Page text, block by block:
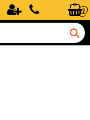
Вход Регистрация+7 (499) 110-